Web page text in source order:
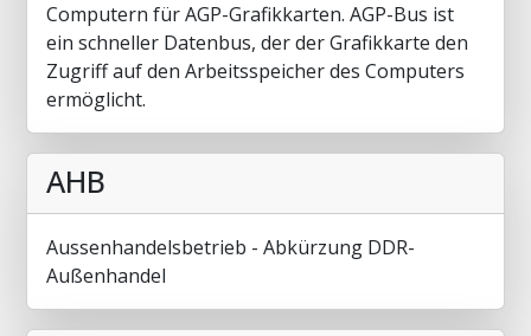
Computern für AGP-Grafikkarten. AGP-Bus ist
ein schneller Datenbus, der der Grafikkarte den
Zugriff auf den Arbeitsspeicher des Computers
ermöglicht.
AHB
Aussenhandelsbetrieb - Abkürzung DDR-
Außenhandel